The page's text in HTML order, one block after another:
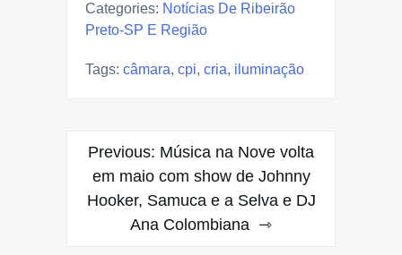
Categories: Notícias De Ribeirão
Preto-SP E Região
Tags: câmara, cpi, cria, iluminação
Post
navigation
Previous: Música na Nove volta
em maio com show de Johnny
Hooker, Samuca e a Selva e DJ
Ana Colombiana